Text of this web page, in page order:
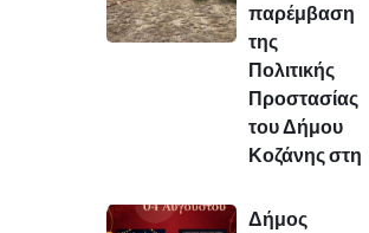
παρέμβαση
της
Πολιτικής
Προστασίας
του Δήμου
Κοζάνης στη
Δήμος